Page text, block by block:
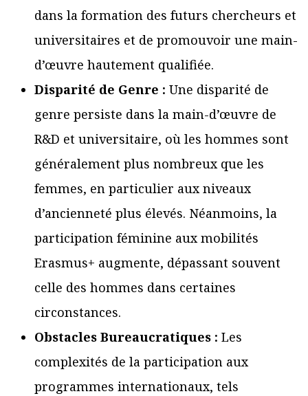
dans la formation des futurs chercheurs et
universitaires et de promouvoir une main-
d’œuvre hautement qualifiée.
Disparité de Genre : Une disparité de
genre persiste dans la main-d’œuvre de
R&D et universitaire, où les hommes sont
généralement plus nombreux que les
femmes, en particulier aux niveaux
d’ancienneté plus élevés. Néanmoins, la
participation féminine aux mobilités
Erasmus+ augmente, dépassant souvent
celle des hommes dans certaines
circonstances.
Obstacles Bureaucratiques : Les
complexités de la participation aux
programmes internationaux, tels